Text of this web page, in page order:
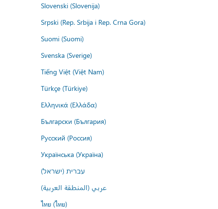
Slovenski (Slovenija)
Srpski (Rep. Srbija i Rep. Crna Gora)
Suomi (Suomi)
Svenska (Sverige)
Tiếng Việt (Việt Nam)
Türkçe (Türkiye)
Ελληνικά (Ελλάδα)
Български (България)
Русский (Россия)
Українська (Україна)
עברית (ישראל)
عربي (المنطقة العربية)
ไทย (ไทย)